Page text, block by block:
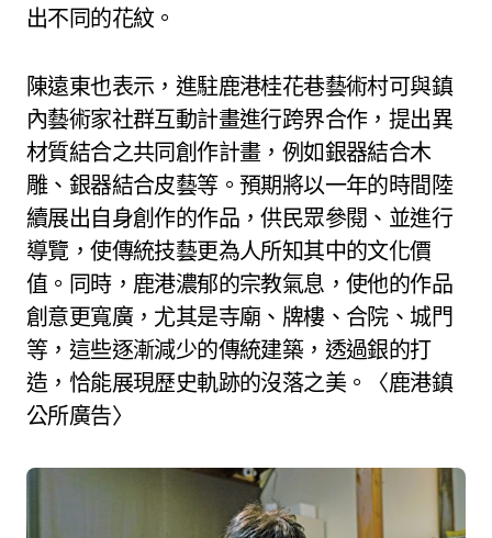
出不同的花紋。
陳遠東也表示，進駐鹿港桂花巷藝術村可與鎮
內藝術家社群互動計畫進行跨界合作，提出異
材質結合之共同創作計畫，例如銀器結合木
雕、銀器結合皮藝等。預期將以一年的時間陸
續展出自身創作的作品，供民眾參閱、並進行
導覽，使傳統技藝更為人所知其中的文化價
值。同時，鹿港濃郁的宗教氣息，使他的作品
創意更寬廣，尤其是寺廟、牌樓、合院、城門
等，這些逐漸減少的傳統建築，透過銀的打
造，恰能展現歷史軌跡的沒落之美。〈鹿港鎮
公所廣告〉